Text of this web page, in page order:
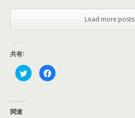
Load more posts
共有:
ク
リ
F
a
関連